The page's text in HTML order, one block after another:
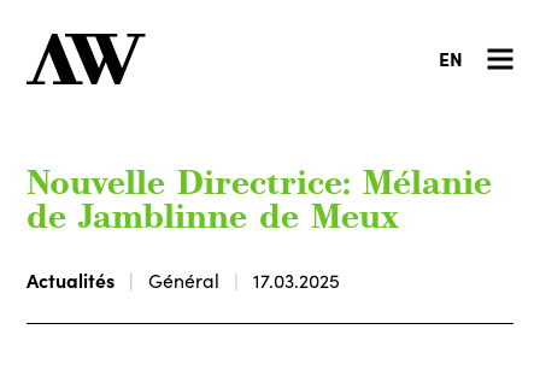
EN
Nouvelle Directrice: Mélanie
de Jamblinne de Meux
Actualités Général 17.03.2025